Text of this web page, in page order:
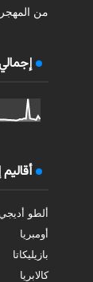
من المهجر
أقاليم
ألطو أديجي
أومبريا
بازيليكاتا
كالابريا